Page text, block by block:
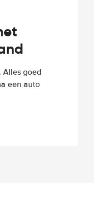
Alles goed
een auto